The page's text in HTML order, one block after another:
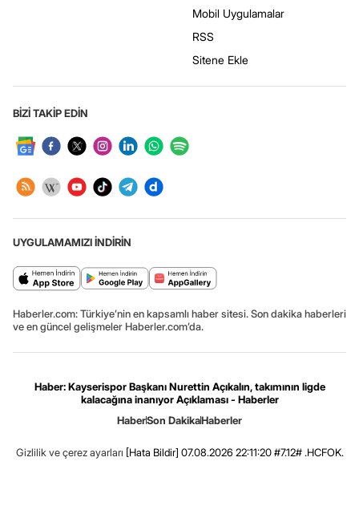
Mobil Uygulamalar
RSS
Sitene Ekle
BİZİ TAKİP EDİN
UYGULAMAMIZI İNDİRİN
Haberler.com: Türkiye’nin en kapsamlı haber sitesi. Son dakika haberleri
ve en güncel gelişmeler Haberler.com’da.
Haber: Kayserispor Başkanı Nurettin Açıkalın, takımının ligde
kalacağına inanıyor Açıklaması - Haberler
HaberSon DakikaHaberler
Gizlilik ve çerez ayarları [Hata Bildir] 07.08.2026 22:11:20 #7.12# .HCFOK.